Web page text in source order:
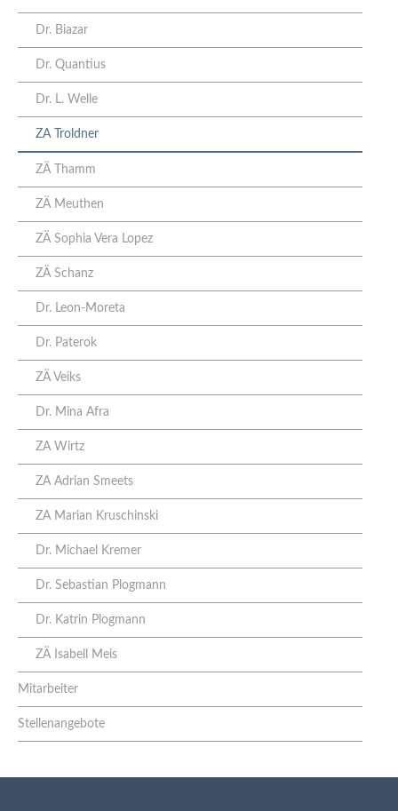
Dr. Biazar
Dr. Quantius
Dr. L. Welle
ZA Troldner
ZÄ Thamm
ZÄ Meuthen
ZÄ Sophia Vera Lopez
ZÄ Schanz
Dr. Leon-Moreta
Dr. Paterok
ZÄ Veiks
Dr. Mina Afra
ZA Wirtz
ZA Adrian Smeets
ZA Marian Kruschinski
Dr. Michael Kremer
Dr. Sebastian Plogmann
Dr. Katrin Plogmann
ZÄ Isabell Meis
Mitarbeiter
Stellenangebote